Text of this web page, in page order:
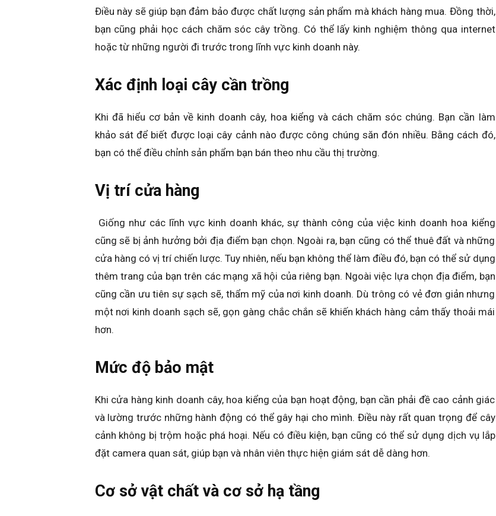
Điều này sẽ giúp bạn đảm bảo được chất lượng sản phẩm mà khách hàng mua. Đồng thời,
bạn cũng phải học cách chăm sóc cây trồng. Có thể lấy kinh nghiệm thông qua internet
hoặc từ những người đi trước trong lĩnh vực kinh doanh này.
Xác định loại cây cần trồng
Khi đã hiểu cơ bản về kinh doanh cây, hoa kiểng và cách chăm sóc chúng. Bạn cần làm
khảo sát để biết được loại cây cảnh nào được công chúng săn đón nhiều. Bằng cách đó,
bạn có thể điều chỉnh sản phẩm bạn bán theo nhu cầu thị trường.
Vị trí cửa hàng
Giống như các lĩnh vực kinh doanh khác, sự thành công của việc kinh doanh hoa kiểng
cũng sẽ bị ảnh hưởng bởi địa điểm bạn chọn. Ngoài ra, bạn cũng có thể thuê đất và những
cửa hàng có vị trí chiến lược. Tuy nhiên, nếu bạn không thể làm điều đó, bạn có thể sử dụng
thêm trang của bạn trên các mạng xã hội của riêng bạn. Ngoài việc lựa chọn địa điểm, bạn
cũng cần ưu tiên sự sạch sẽ, thẩm mỹ của nơi kinh doanh. Dù trông có vẻ đơn giản nhưng
một nơi kinh doanh sạch sẽ, gọn gàng chắc chắn sẽ khiến khách hàng cảm thấy thoải mái
hơn.
Mức độ bảo mật
Khi cửa hàng kinh doanh cây, hoa kiểng của bạn hoạt động, bạn cần phải đề cao cảnh giác
và lường trước những hành động có thể gây hại cho mình. Điều này rất quan trọng để cây
cảnh không bị trộm hoặc phá hoại. Nếu có điều kiện, bạn cũng có thể sử dụng dịch vụ lắp
đặt camera quan sát, giúp bạn và nhân viên thực hiện giám sát dễ dàng hơn.
Cơ sở vật chất và cơ sở hạ tầng